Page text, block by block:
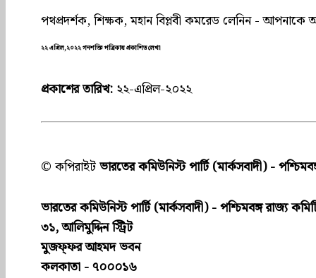
পথপ্রদর্শক, শিক্ষক, মহান বিপ্লবী কমরেড লেনিন - আপনাকে
২২ এপ্রিল,২০২২ গনশক্তি পত্রিকায় প্রকাশিত লেখা
প্রকাশের তারিখ: ২২-এপ্রিল-২০২২
© কপিরাইটভারতের কমিউনিস্ট পার্টি (মার্কসবাদী) -
ভারতের কমিউনিস্ট পার্টি (মার্কসবাদী) - পশ্চিমবঙ্গ রাজ্য
৩১, আলিমুদ্দিন স্ট্রিট
মুজফ্ফ‌র আহমদ ভবন
কলকাতা - ৭০০০১৬